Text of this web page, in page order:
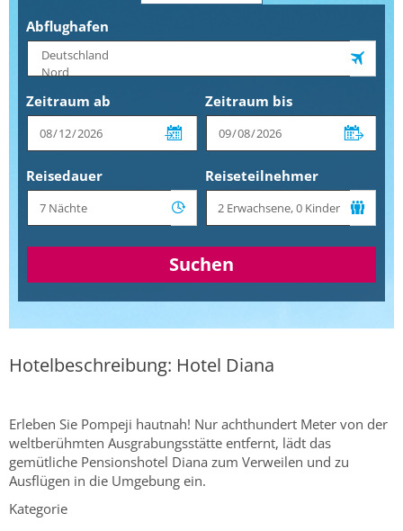
Abflughafen
Zeitraum ab Zeitraum bis
Reisedauer Reiseteilnehmer
Suchen
Hotelbeschreibung: Hotel Diana
Erleben Sie Pompeji hautnah! Nur achthundert Meter von der
weltberühmten Ausgrabungsstätte entfernt, lädt das
gemütliche Pensionshotel Diana zum Verweilen und zu
Ausflügen in die Umgebung ein.
Kategorie